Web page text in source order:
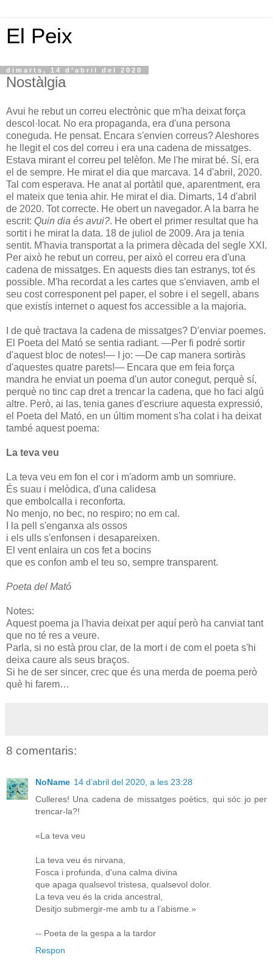
El Peix
dimarts, 14 d’abril del 2020
Nostàlgia
Avui he rebut un correu electrònic que m'ha deixat força
descol·locat. No era propaganda, era d'una persona
coneguda. He pensat. Encara s'envien correus? Aleshores
he llegit el cos del correu i era una cadena de missatges.
Estava mirant el correu pel telèfon. Me l'he mirat bé. Sí, era
el de sempre. He mirat el dia que marcava. 14 d'abril, 2020.
Tal com esperava. He anat al portàtil que, aparentment, era
el mateix que tenia ahir. He mirat el dia. Dimarts, 14 d'abril
de 2020. Tot correcte. He obert un navegador. A la barra he
escrit: Quin dia és avui?. He obert el primer resultat que ha
sortit i he mirat la data. 18 de juliol de 2009. Ara ja tenia
sentit. M'havia transportat a la primera dècada del segle XXI.
Per això he rebut un correu, per això el correu era d'una
cadena de missatges. En aquests dies tan estranys, tot és
possible. M'ha recordat a les cartes que s'enviaven, amb el
seu cost corresponent pel paper, el sobre i el segell, abans
que existís internet o aquest fos accessible a la majoria.
I de què tractava la cadena de missatges? D'enviar poemes.
El Poeta del Mató se sentia radiant. —Per fi podré sortir
d'aquest bloc de notes!— I jo: —De cap manera sortiràs
d'aquestes quatre parets!— Encara que em feia força
mandra he enviat un poema d'un autor conegut, perquè sí,
perquè no tinc cap dret a trencar la cadena, que ho faci algú
altre. Però, ai las, tenia ganes d'escriure aquesta expressió,
el Poeta del Mató, en un últim moment s'ha colat i ha deixat
també aquest poema:
La teva veu
La teva veu em fon el cor i m'adorm amb un somriure.
És suau i melòdica, d'una calidesa
que embolcalla i reconforta.
No menjo, no bec, no respiro; no em cal.
I la pell s'enganxa als ossos
i els ulls s'enfonsen i desapareixen.
El vent enlaira un cos fet a bocins
que es confon amb el teu so, sempre transparent.
Poeta del Mató
Notes:
Aquest poema ja l'havia deixat per aquí però ha canviat tant
que no té res a veure.
Parla, si no està prou clar, de la mort i de com el poeta s'hi
deixa caure als seus braços.
Si he de ser sincer, crec que és una merda de poema però
què hi farem…
8 comentaris:
NoName 14 d’abril del 2020, a les 23:28
Culleres! Una cadena de missatges poètics, qui sóc jo per
trencar-la?!
«La teva veu
La teva veu és nirvana,
Fosca i profunda, d'una calma divina
que apaga qualsevol tristesa, qualsevol dolor.
La teva veu és la crida ancestral,
Desitjo submergir-me amb tu a l’abisme.»
-- Poeta de la gespa a la tardor
Respon